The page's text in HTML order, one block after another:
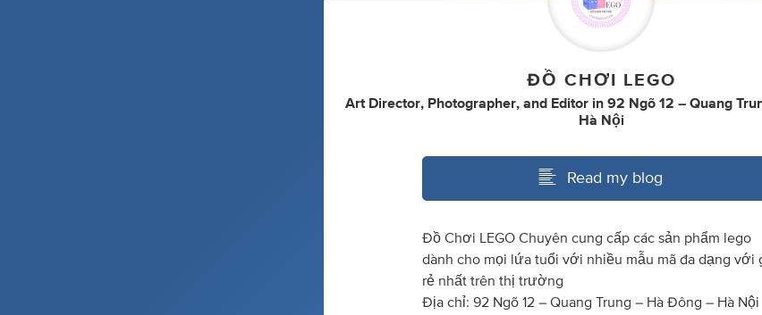
ĐỒ CHƠI LEGO
Art Director, Photographer, and Editor in 92 Ngõ 12 – Quang
Hà Nội
Read my blog
Đồ Chơi LEGO Chuyên cung cấp các sản phẩm lego
dành cho mọi lứa tuổi với nhiều mẫu mã đa dạng với
rẻ nhất trên thị trường
Địa chỉ: 92 Ngõ 12 – Quang Trung – Hà Đông – Hà Nội